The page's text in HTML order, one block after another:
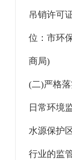
吊销许可
位：市环
商局)
(二)严格
日常环境
水源保护
行业的监